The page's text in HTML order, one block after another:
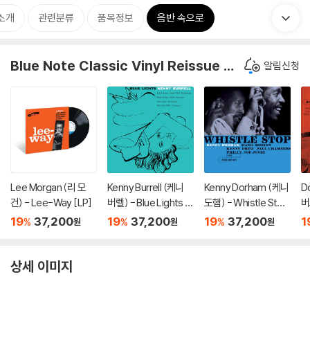
개 관련분류 품목정보 음반 속으로
Blue Note Classic Vinyl Reissue Series 알림신청
Lee Morgan (리 모
건) - Lee-Way [LP]
19% 37,200원
Kenny Burrell (케니
버렐) - Blue Lights V
olume 1 [LP]
19% 37,200원
Kenny Dorham (케니
도햄) - Whistle Stop
[LP]
19% 37,200원
상세 이미지